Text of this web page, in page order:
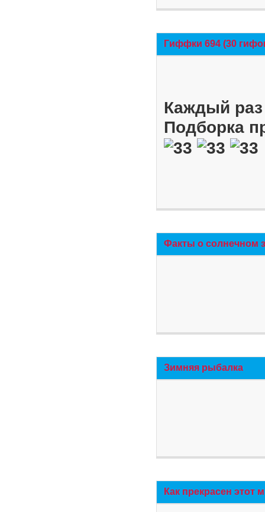
Гиффки 694 (30
Каждый
Подборка
Факты о солнечном
Зимняя рыбалка
Как прекрасен этот